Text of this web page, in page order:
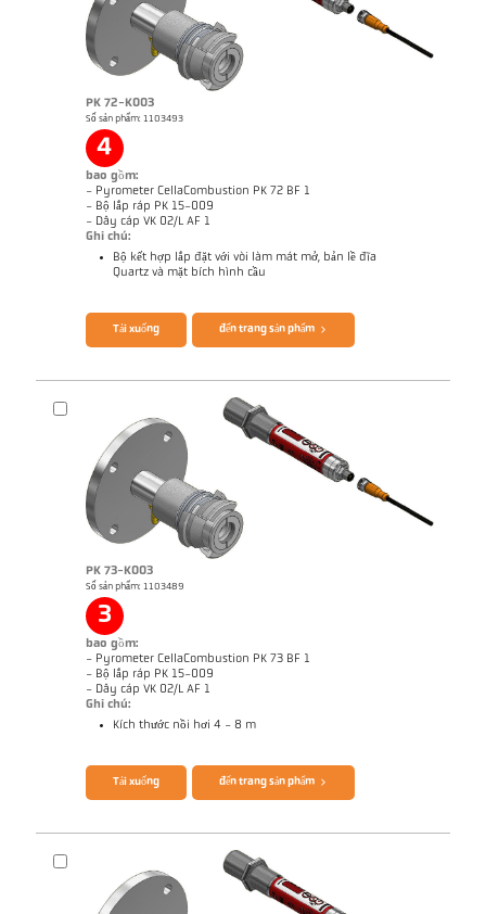
PK 72-K003
Số sản phẩm: 1103493
4
bao gồm:
- Pyrometer CellaCombustion PK 72 BF 1
- Bộ lắp ráp PK 15-009
- Dây cáp VK 02/L AF 1
Ghi chú:
Bộ kết hợp lắp đặt với vòi làm mát mở, bản lề đĩa
Quartz và mặt bích hình cầu
Brochure CellaTemp PK PKF PKL
Báo cáo kỹ thuật Optical temperature
measurement in combustion plants
Tải xuống đến trang sản phẩm
PK 73-K003
Số sản phẩm: 1103489
3
bao gồm:
- Pyrometer CellaCombustion PK 73 BF 1
- Bộ lắp ráp PK 15-009
- Dây cáp VK 02/L AF 1
Ghi chú:
Kích thước nồi hơi 4 - 8 m
Tải xuống đến trang sản phẩm